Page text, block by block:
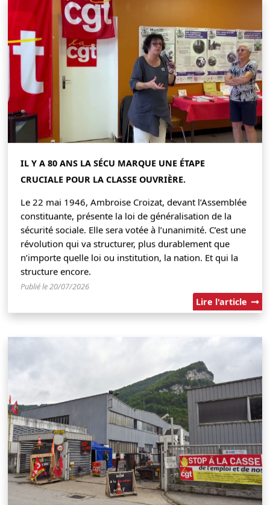
IL Y A 80 ANS LA SÉCU MARQUE UNE ÉTAPE
CRUCIALE POUR LA CLASSE OUVRIÈRE.
Le 22 mai 1946, Ambroise Croizat, devant l’Assemblée
constituante, présente la loi de généralisation de la
sécurité sociale. Elle sera votée à l’unanimité. C’est une
révolution qui va structurer, plus durablement que
n’importe quelle loi ou institution, la nation. Et qui la
structure encore.
Publié le 20/07/2026
Lire l'article